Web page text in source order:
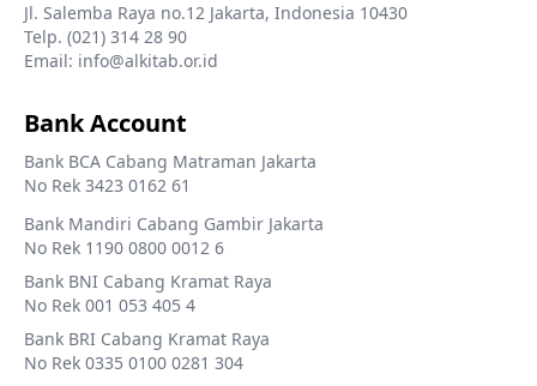
Jl. Salemba Raya no.12 Jakarta, Indonesia 10430
Telp. (021) 314 28 90
Email: info@alkitab.or.id
Bank Account
Bank BCA Cabang Matraman Jakarta
No Rek 3423 0162 61
Bank Mandiri Cabang Gambir Jakarta
No Rek 1190 0800 0012 6
Bank BNI Cabang Kramat Raya
No Rek 001 053 405 4
Bank BRI Cabang Kramat Raya
No Rek 0335 0100 0281 304